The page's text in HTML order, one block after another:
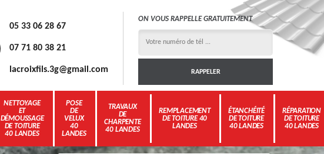
05 33 06 28 67
07 71 80 38 21
lacroixfils.3g@gmail.com
ON VOUS RAPPELLE GRATUITEMENT
NETTOYAGE
ET
DÉMOUSSAGE
DE TOITURE
40 LANDES
POSE
DE
VELUX
40
LANDES
TRAVAUX
DE
CHARPENTE
40 LANDES
REMPLACEMENT
DE TOITURE 40
LANDES
ÉTANCHÉITÉ
DE TOITURE
40 LANDES
RÉPARATION
DE TOITURE
40 LANDES